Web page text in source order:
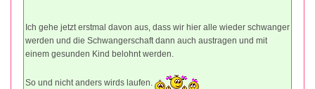
Ich gehe jetzt erstmal davon aus, dass wir hier alle wieder schwanger
werden und die Schwangerschaft dann auch austragen und mit
einem gesunden Kind belohnt werden.
So und nicht anders wirds laufen.